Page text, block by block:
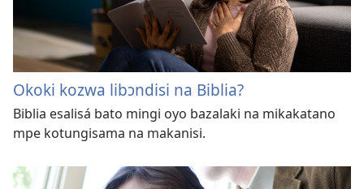
Okoki kozwa libɔndisi na Biblia?
Biblia esalisá bato mingi oyo bazalaki na mikakatano
mpe kotungisama na makanisi.